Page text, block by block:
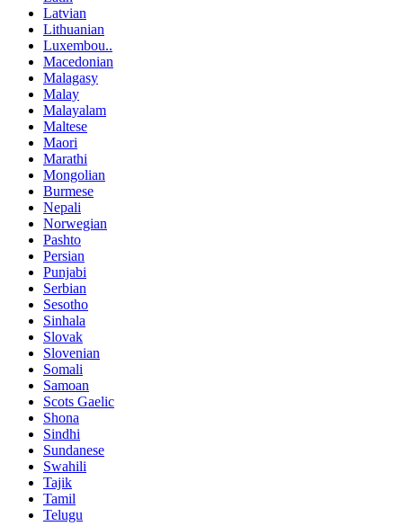
Latvian
Lithuanian
Luxembou..
Macedonian
Malagasy
Malay
Malayalam
Maltese
Maori
Marathi
Mongolian
Burmese
Nepali
Norwegian
Pashto
Persian
Punjabi
Serbian
Sesotho
Sinhala
Slovak
Slovenian
Somali
Samoan
Scots Gaelic
Shona
Sindhi
Sundanese
Swahili
Tajik
Tamil
Telugu